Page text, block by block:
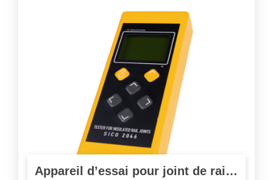
Appareil d’essai pour joint de rail isolant